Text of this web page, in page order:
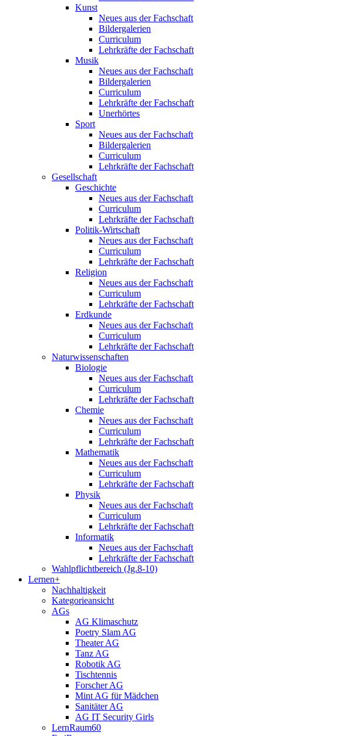
Kunst
Neues aus der Fachschaft
Bildergalerien
Curriculum
Lehrkräfte der Fachschaft
Musik
Neues aus der Fachschaft
Bildergalerien
Curriculum
Lehrkräfte der Fachschaft
Unerhörtes
Sport
Neues aus der Fachschaft
Bildergalerien
Curriculum
Lehrkräfte der Fachschaft
Gesellschaft
Geschichte
Neues aus der Fachschaft
Curriculum
Lehrkräfte der Fachschaft
Politik-Wirtschaft
Neues aus der Fachschaft
Curriculum
Lehrkräfte der Fachschaft
Religion
Neues aus der Fachschaft
Curriculum
Lehrkräfte der Fachschaft
Erdkunde
Neues aus der Fachschaft
Curriculum
Lehrkräfte der Fachschaft
Naturwissenschaften
Biologie
Neues aus der Fachschaft
Curriculum
Lehrkräfte der Fachschaft
Chemie
Neues aus der Fachschaft
Curriculum
Lehrkräfte der Fachschaft
Mathematik
Neues aus der Fachschaft
Curriculum
Lehrkräfte der Fachschaft
Physik
Neues aus der Fachschaft
Curriculum
Lehrkräfte der Fachschaft
Informatik
Neues aus der Fachschaft
Lehrkräfte der Fachschaft
Wahlpflichtbereich (Jg.8-10)
Lernen+
Nachhaltigkeit
Kategorieansicht
AGs
AG Klimaschutz
Poetry Slam AG
Theater AG
Tanz AG
Robotik AG
Tischtennis
Forscher AG
Mint AG für Mädchen
Sanitäter AG
AG IT Security Girls
LernRaum60